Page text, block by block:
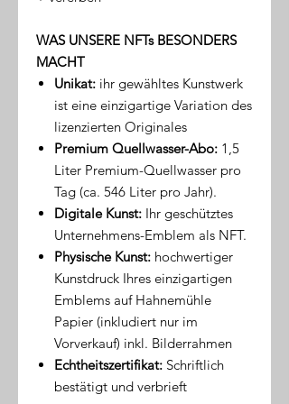
WAS UNSERE NFTs BESONDERS
MACHT
Unikat: ihr gewähltes Kunstwerk
ist eine einzigartige Variation des
lizenzierten Originales
Premium Quellwasser-Abo: 1,5
Liter Premium-Quellwasser pro
Tag (ca. 546 Liter pro Jahr).
Digitale Kunst: Ihr geschütztes
Unternehmens-Emblem als NFT.
Physische Kunst: hochwertiger
Kunstdruck Ihres einzigartigen
Emblems auf Hahnemühle
Papier (inkludiert nur im
Vorverkauf) inkl. Bilderrahmen
Echtheitszertifikat: Schriftlich
bestätigt und verbrieft